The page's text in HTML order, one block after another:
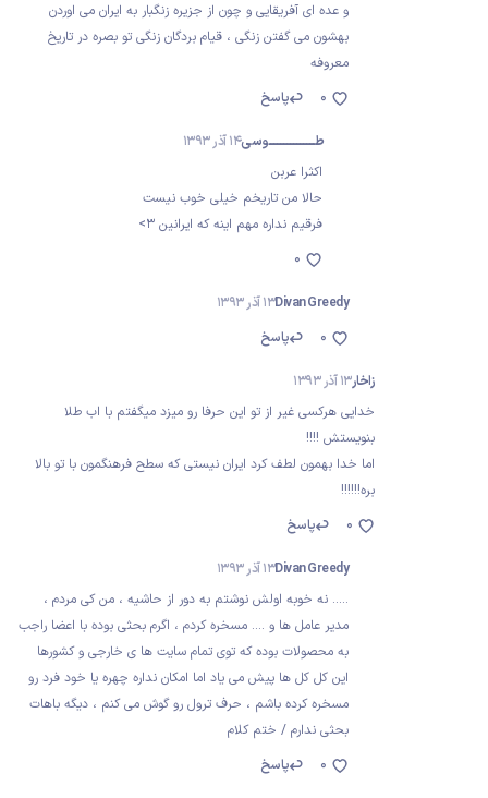
و عده ای آفریقایی و چون از جزیره زنگبار به ایران می اوردن
بهشون می گفتن زنگی ، قیام بردگان زنگی تو بصره در تاریخ
معروفه
پاسخ
0
طــــــــــــــــــــــــــــوسی14 آذر 1393
اکثرا عربن
حالا من تاریخم خیلی خوب نیست
فرقیم نداره مهم اینه که ایرانین 3>
0
Divan Greedy13 آذر 1393
پاسخ
0
زاخار13 آذر 1393
خدایی هرکسی غیر از تو این حرفا رو میزد میگفتم با اب طلا
بنویستش !!!!
اما خدا بهمون لطف کرد ایران نیستی که سطح فرهنگمون با تو بالا
بره!!!!!!
پاسخ
0
Divan Greedy13 آذر 1393
..... نه خوبه اولش نوشتم به دور از حاشیه ، من کی مردم ،
مدیر عامل ها و .... مسخره کردم ، اگرم بحثی بوده با اعضا راجب
به محصولات بوده که توی تمام سایت ها ی خارجی و کشورها
این کل کل ها پیش می یاد اما امکان نداره چهره یا خود فرد رو
مسخره کرده باشم ، حرف ترول رو گوش می کنم ، دیگه باهات
بحثی ندارم / ختم کلام
پاسخ
0